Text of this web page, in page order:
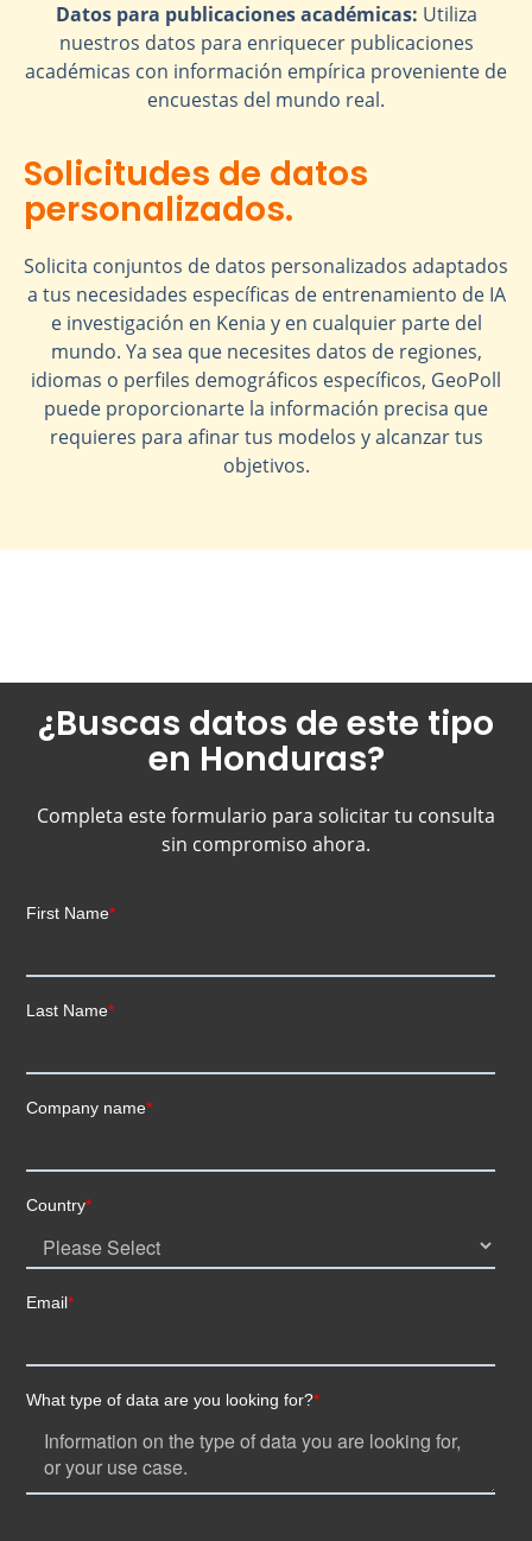
Datos para publicaciones académicas: Utiliza
nuestros datos para enriquecer publicaciones
académicas con información empírica proveniente de
encuestas del mundo real.
Solicitudes de datos
personalizados.
Solicita conjuntos de datos personalizados adaptados
a tus necesidades específicas de entrenamiento de IA
e investigación en Kenia y en cualquier parte del
mundo. Ya sea que necesites datos de regiones,
idiomas o perfiles demográficos específicos, GeoPoll
puede proporcionarte la información precisa que
requieres para afinar tus modelos y alcanzar tus
objetivos.
¿Buscas datos de este tipo
en Honduras?
Completa este formulario para solicitar tu consulta
sin compromiso ahora.